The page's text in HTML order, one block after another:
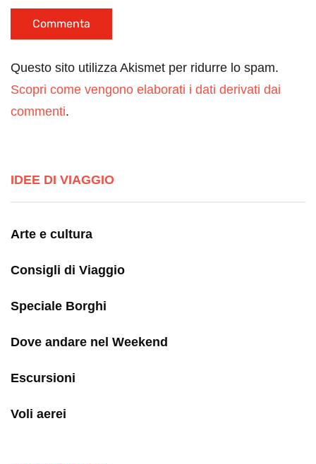
Questo sito utilizza Akismet per ridurre lo spam.
Scopri come vengono elaborati i dati derivati dai
commenti.
IDEE DI VIAGGIO
Arte e cultura
Consigli di Viaggio
Speciale Borghi
Dove andare nel Weekend
Escursioni
Voli aerei